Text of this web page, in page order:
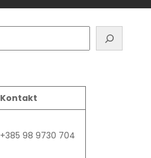
Kontakt
+385 98 9730 704